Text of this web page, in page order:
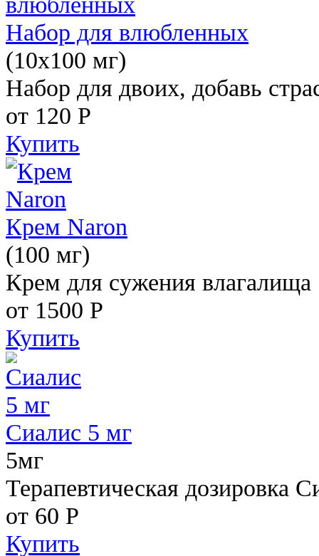
Набор для влюбленных
(10х100 мг)
Набор для двоих, добавь
от 120 Р
Купить
Крем Naron
(100 мг)
Крем для сужения влагалища
от 1500 Р
Купить
Сиалис 5 мг
5мг
Терапевтическая дозировка
от 60 Р
Купить